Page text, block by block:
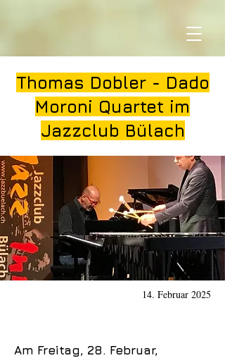
Thomas Dobler - Dado
Moroni Quartet im
Jazzclub Bülach
14. Februar 2025
Am Freitag, 28. Februar,